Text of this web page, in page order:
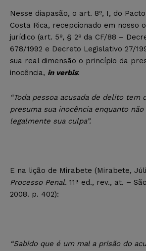
Nesse diapasão, o art. 8º, I, do
Costa Rica, recepcionado em nosso
jurídico (art. 5º, § 2º da CF/88 –
678/1992 e Decreto Legislativo 27/
sua real dimensão o princípio da
inocência, in verbis:
“Toda pessoa acusada de delito tem
presuma sua inocência enquanto
legalmente sua culpa”.
E na lição de Mirabete (Mirabete,
Processo Penal. 11ª ed., rev., at. –
2008. p. 402):
“Sabido que é um mal a prisão do